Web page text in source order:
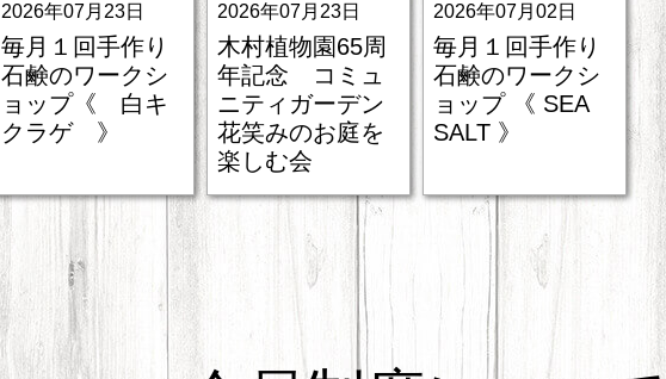
2026年07月23日
毎月１回手作り
石鹸のワークシ
ョップ《 白キ
クラゲ 》
2026年07月23日
木村植物園65周
年記念 コミュ
ニティガーデン
花笑みのお庭を
楽しむ会
2026年07月02日
毎月１回手作り
石鹸のワークシ
ョップ 《 SEA
SALT 》